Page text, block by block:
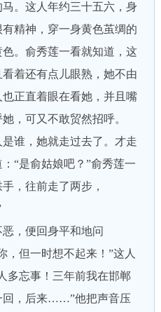
。这人年约三十五六，身
精神，穿一身黄色茧绸的
。俞秀莲一看就知道，这
着还有点儿眼熟，她不由
正直着眼在看她，并且嘴
，可又不敢贸然招呼。
谁，她就走过去了。才走
“是俞姑娘吧？”俞秀莲一
，往前走了两步，
，便回身平和地问
，但一时想不起来！”这人
多忘事！三年前我在邯郸
回，后来……”他把声音压